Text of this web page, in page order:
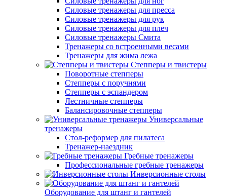
Силовые тренажеры для пресса
Силовые тренажеры для рук
Силовые тренажеры для плеч
Силовые тренажеры Смита
Тренажеры со встроенными весами
Тренажеры для жима лежа
Степперы и твистеры
Поворотные степперы
Степперы с поручнями
Степперы с эспандером
Лестничные степперы
Балансировочные степперы
Универсальные
тренажеры
Стол-реформер для пилатеса
Тренажер-наездник
Гребные тренажеры
Профессиональные гребные тренажеры
Инверсионные столы
Оборудование для штанг и гантелей